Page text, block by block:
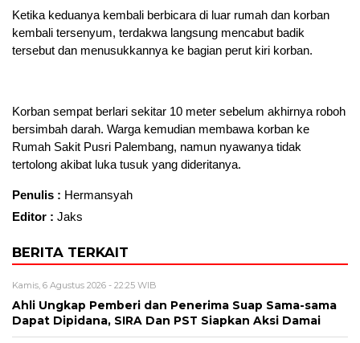
Ketika keduanya kembali berbicara di luar rumah dan korban
kembali tersenyum, terdakwa langsung mencabut badik
tersebut dan menusukkannya ke bagian perut kiri korban.
Korban sempat berlari sekitar 10 meter sebelum akhirnya roboh
bersimbah darah. Warga kemudian membawa korban ke
Rumah Sakit Pusri Palembang, namun nyawanya tidak
tertolong akibat luka tusuk yang dideritanya.
Penulis : Hermansyah
Editor : Jaks
BERITA TERKAIT
Kamis, 6 Agustus 2026 - 22:25 WIB
Ahli Ungkap Pemberi dan Penerima Suap Sama-sama
Dapat Dipidana, SIRA Dan PST Siapkan Aksi Damai